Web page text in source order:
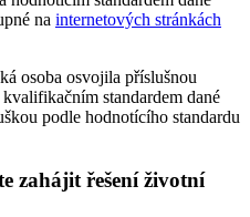
na internetových stránkách
osoba osvojila příslušnou
standardem dané
podle hodnotícího standardu
zahájit řešení životní